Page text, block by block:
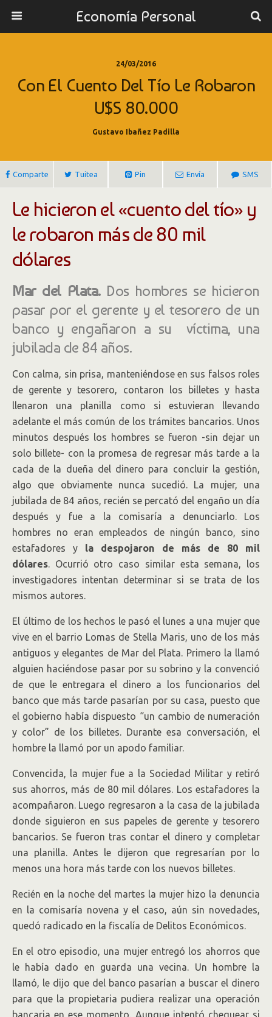
Economía Personal
24/03/2016
Con El Cuento Del Tío Le Robaron
U$S 80.000
Gustavo Ibañez Padilla
Comparte Tuitea Pin Envía SMS
Le hicieron el «cuento del tío» y
le robaron más de 80 mil
dólares
Mar del Plata. Dos hombres se hicieron
pasar por el gerente y el tesorero de un
banco y engañaron a su víctima, una
jubilada de 84 años.
Con calma, sin prisa, manteniéndose en sus falsos roles
de gerente y tesorero, contaron los billetes y hasta
llenaron una planilla como si estuvieran llevando
adelante el más común de los trámites bancarios. Unos
minutos después los hombres se fueron -sin dejar un
solo billete- con la promesa de regresar más tarde a la
cada de la dueña del dinero para concluir la gestión,
algo que obviamente nunca sucedió. La mujer, una
jubilada de 84 años, recién se percató del engaño un día
después y fue a la comisaría a denunciarlo. Los
hombres no eran empleados de ningún banco, sino
estafadores y la despojaron de más de 80 mil
dólares. Ocurrió otro caso similar esta semana, los
investigadores intentan determinar si se trata de los
mismos autores.
El último de los hechos le pasó el lunes a una mujer que
vive en el barrio Lomas de Stella Maris, uno de los más
antiguos y elegantes de Mar del Plata. Primero la llamó
alguien haciéndose pasar por su sobrino y la convenció
de que le entregara el dinero a los funcionarios del
banco que más tarde pasarían por su casa, puesto que
el gobierno había dispuesto “un cambio de numeración
y color” de los billetes. Durante esa conversación, el
hombre la llamó por un apodo familiar.
Convencida, la mujer fue a la Sociedad Militar y retiró
sus ahorros, más de 80 mil dólares. Los estafadores la
acompañaron. Luego regresaron a la casa de la jubilada
donde siguieron en sus papeles de gerente y tesorero
bancarios. Se fueron tras contar el dinero y completar
una planilla. Antes le dijeron que regresarían por lo
menos una hora más tarde con los nuevos billetes.
Recién en la noche del martes la mujer hizo la denuncia
en la comisaría novena y el caso, aún sin novedades,
quedó radicado en la fiscalía de Delitos Económicos.
En el otro episodio, una mujer entregó los ahorros que
le había dado en guarda una vecina. Un hombre la
llamó, le dijo que del banco pasarían a buscar el dinero
para que la propietaria pudiera realizar una operación
bancaria en ese momento. Aunque intentó chequear si